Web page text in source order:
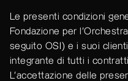
Le presenti condizioni
Fondazione per
seguito OSI) e i suoi
integrante di tutti i contratti
L’accettazione delle